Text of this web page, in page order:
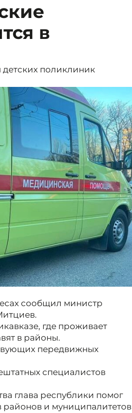
в
поликлиник
сообщил министр
где проживает
в районы.
передвижных
специалистов
глава республики помог
районов и муниципалитетов